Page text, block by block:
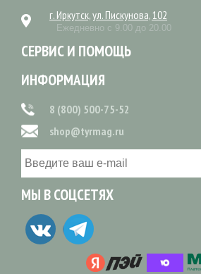
г. Иркутск, ул. Пискунова, 102
Ежедневно с 9.00 до 20.00
СЕРВИС И ПОМОЩЬ
ИНФОРМАЦИЯ
8 (800) 500-75-52
shop@tyrmag.ru
МЫ В СОЦСЕТЯХ